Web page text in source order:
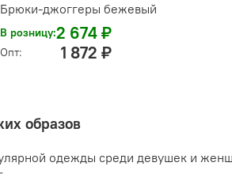
Брюки-джоггеры бежевый
В розницу:2 674 ₽
Опт: 1 872 ₽
образов
одежды среди девушек и